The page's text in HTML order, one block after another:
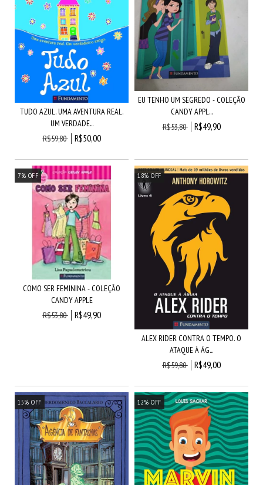
TUDO AZUL. UMA AVENTURA REAL.
UM VERDADE...
R$59,80
R$50,00
EU TENHO UM SEGREDO - COLEÇÃO
CANDY APPL...
R$53,80
R$49,90
7% OFF
COMO SER FEMININA - COLEÇÃO
CANDY APPLE
R$53,80
R$49,90
18%OFF
ALEX RIDER CONTRA O TEMPO. O
ATAQUE À ÁG...
R$59,80
R$49,00
15% OFF 12% OFF